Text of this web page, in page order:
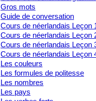
Gros mots
Guide de conversation
Cours de néerlandais Leçon
Cours de néerlandais Leçon
Cours de néerlandais Leçon
Cours de néerlandais Leçon
Les couleurs
Les formules de politesse
Les nombres
Les pays